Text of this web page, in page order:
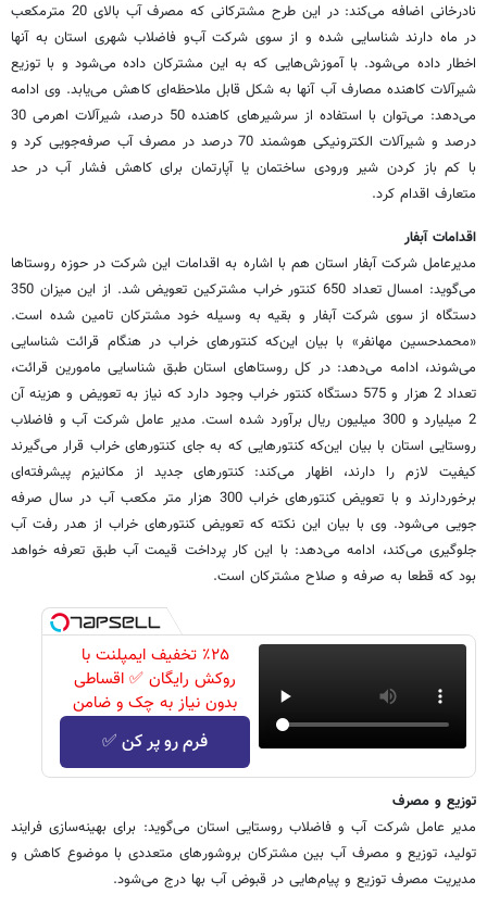
نادرخانی اضافه می‌کند: در این طرح مشترکانی که مصرف آب بالای 20 مترمکعب
در ماه دارند شناسایی شده و از سوی شرکت آب‌و فاضلاب شهری استان به آنها
اخطار داده می‌شود. با آموزش‌هایی که به این مشترکان داده می‌شود و با توزیع
شیرآلات کاهنده مصارف آب آنها به شکل قابل ملاحظه‌ای کاهش می‌یابد. وی ادامه
می‌دهد: می‌توان با استفاده از سرشیرهای کاهنده 50 درصد، شیرآلات اهرمی 30
درصد و شیرآلات الکترونیکی هوشمند 70 درصد در مصرف آب صرفه‌جویی کرد و
با کم باز کردن شیر ورودی ساختمان یا آپارتمان برای کاهش فشار آب در حد
متعارف اقدام کرد.
اقدامات آبفار
مدیرعامل شرکت آبفار استان هم با اشاره به اقدامات این شرکت در حوزه روستاها
می‌گوید: امسال تعداد 650 کنتور خراب مشترکین تعویض شد. از این میزان 350
دستگاه از سوی شرکت آبفار و بقیه به وسیله خود مشترکان تامین شده است.
«محمدحسین مهانفر» با بیان این‌که کنتورهای خراب در هنگام قرائت شناسایی
می‌شوند، ادامه می‌دهد: در کل روستاهای استان طبق شناسایی مامورین قرائت،
تعداد 2 هزار و 575 دستگاه کنتور خراب وجود دارد که نیاز به تعویض و هزینه آن
2 میلیارد و 300 میلیون ریال برآورد شده است. مدیر عامل شرکت آب و فاضلاب
روستایی استان با بیان این‌که کنتورهایی که به جای کنتورهای خراب قرار می‌گیرند
کیفیت لازم را دارند، اظهار می‌کند: کنتورهای جدید از مکانیزم پیشرفته‌ای
برخوردارند و با تعویض کنتورهای خراب 300 هزار متر مکعب آب در سال صرفه
جویی می‌شود‌. وی با بیان این نکته که تعویض کنتورهای خراب از هدر رفت آب
جلوگیری می‌‌کند، ادامه می‌دهد: با این کار پرداخت قیمت آب طبق تعرفه خواهد
بود که قطعا به صرفه و صلاح مشترکان است.
٪۲۵ تخفیف ایمپلنت با
روکش رایگان ✅ اقساطی
بدون نیاز به چک و ضامن
فرم رو پر کن ✅
توزیع و مصرف
مدیر عامل شرکت آب و فاضلاب روستایی استان می‌گوید: برای بهینه‌سازی فرایند
تولید، توزیع و مصرف آب بین مشترکان بروشورهای متعددی با موضوع کاهش و
مدیریت مصرف توزیع و پیام‌هایی در قبوض آب بها درج می‌شود.